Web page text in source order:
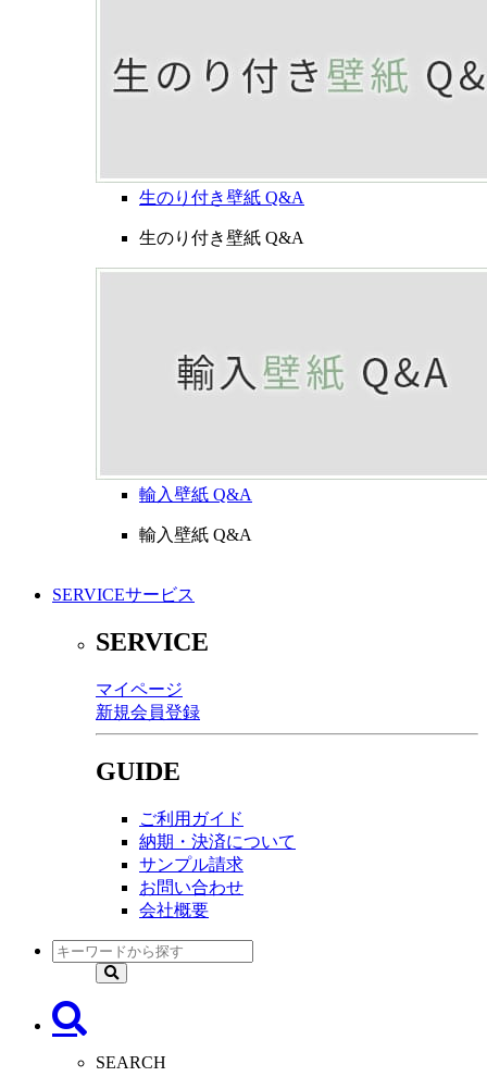
生のり付き壁紙 Q&A
生のり付き壁紙 Q&A
輸入壁紙 Q&A
輸入壁紙 Q&A
SERVICEサービス
SERVICE
マイページ
新規会員登録
GUIDE
ご利用ガイド
納期・決済について
サンプル請求
お問い合わせ
会社概要
SEARCH